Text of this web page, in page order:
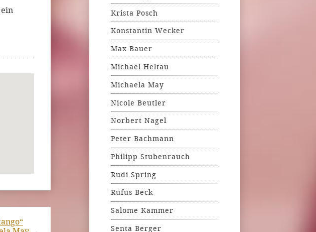
Krista Posch
Konstantin Wecker
Max Bauer
Michael Heltau
Michaela May
Nicole Beutler
Norbert Nagel
Peter Bachmann
Philipp Stubenrauch
Rudi Spring
Rufus Beck
Salome Kammer
Senta Berger